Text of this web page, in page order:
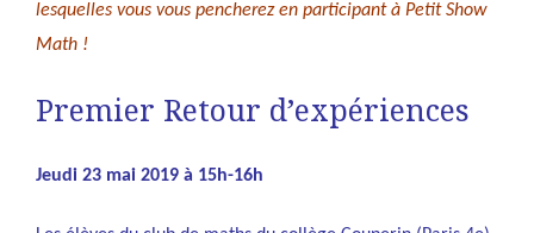
lesquelles vous vous pencherez en participant à Petit Show
Math !
Premier Retour d’expériences
Jeudi 23 mai 2019 à 15h-16h